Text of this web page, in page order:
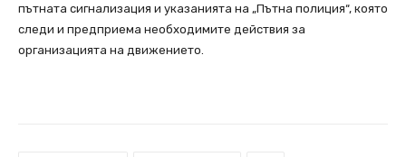
пътната сигнализация и указанията на „Пътна полиция“, която
следи и предприема необходимите действия за
организацията на движението.